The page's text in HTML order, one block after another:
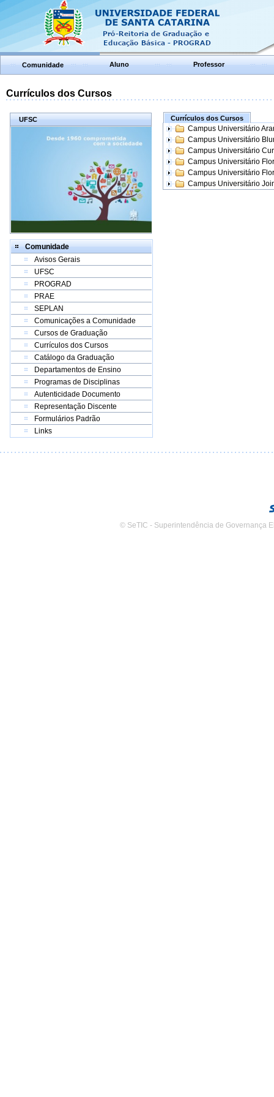
Comunidade Aluno Professor
Currículos dos Cursos
UFSC
Comunidade
Avisos Gerais
UFSC
PROGRAD
PRAE
SEPLAN
Comunicações a Comunidade
Cursos de Graduação
Currículos dos Cursos
Catálogo da Graduação
Departamentos de Ensino
Programas de Disciplinas
Autenticidade Documento
Representação Discente
Formulários Padrão
Links
Currículos dos Cursos
Campus Universitário
Campus Universitário
Campus Universitário
Campus Universitário
Campus Universitário
Campus Universitário
© SeTIC - Superintendência de Governança